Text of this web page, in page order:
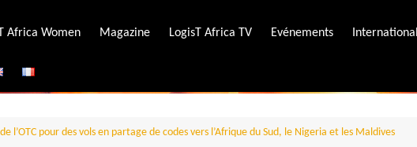
Africa Women Magazine LogisT Africa TV Evénements International
l’OTC pour des vols en partage de codes vers l’Afrique du Sud, le Nigeria et les Maldives